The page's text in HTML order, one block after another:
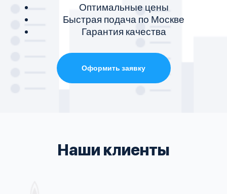
Оптимальные цены
Быстрая подача по Москве
Гарантия качества
Оформить заявку
Наши клиенты